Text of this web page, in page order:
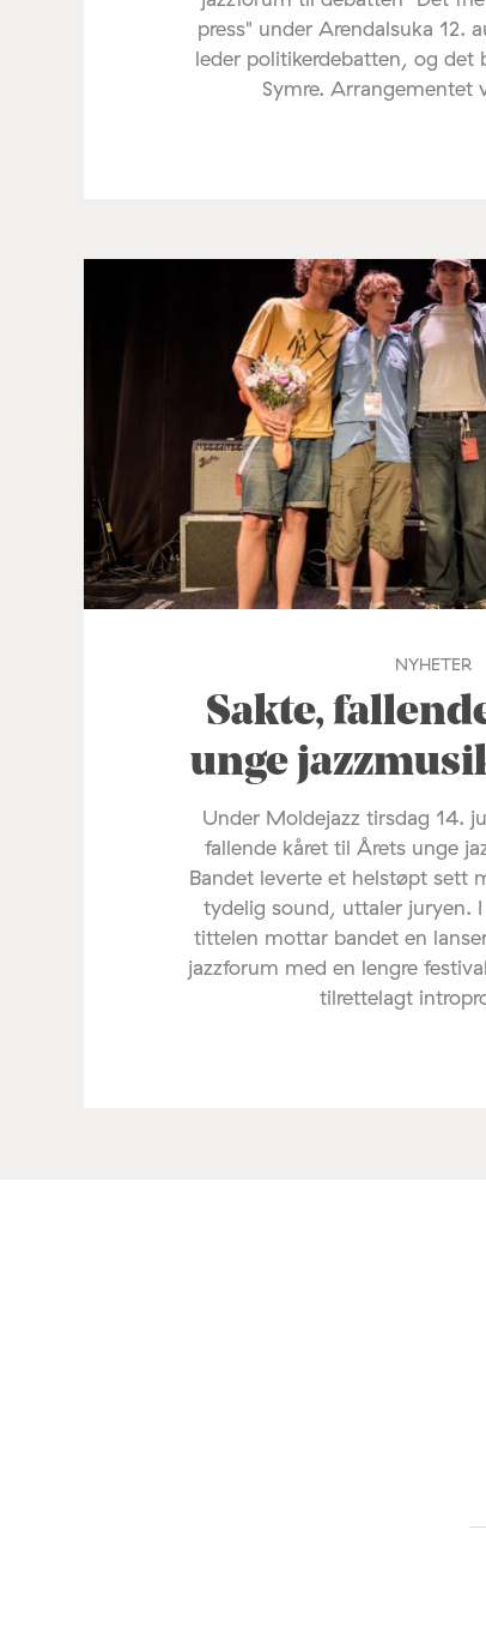
press" under Arendalsuka 12.
leder politikerdebatten, og det
Symre. Arrangementet
NYHETER
Sakte,
unge
Under Moldejazz tirsdag 14.
fallende kåret til Årets unge
Bandet leverte et helstøpt sett
tydelig sound, uttaler juryen.
tittelen mottar bandet en
jazzforum med en lengre
tilrettelagt